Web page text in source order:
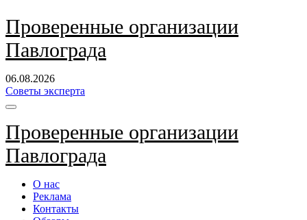
Перейти
к
содержанию
Проверенные организации
Павлограда
06.08.2026
Советы эксперта
Проверенные организации
Павлограда
О нас
Реклама
Контакты